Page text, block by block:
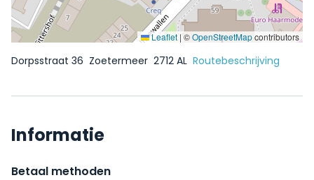
Leaflet | ©OpenStreetMapcontributors
Dorpsstraat 36 Zoetermeer 2712 AL Routebeschrijving
Informatie
Betaal methoden